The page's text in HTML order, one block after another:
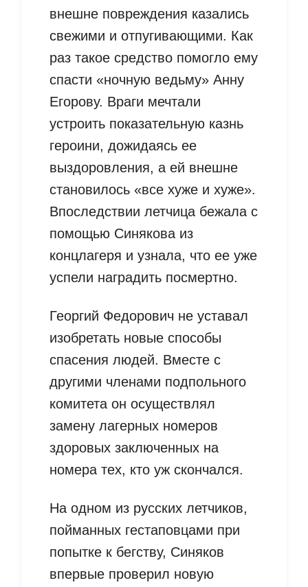
внешне повреждения казались
свежими и отпугивающими. Как
раз такое средство помогло ему
спасти «ночную ведьму» Анну
Егорову. Враги мечтали
устроить показательную казнь
героини, дожидаясь ее
выздоровления, а ей внешне
становилось «все хуже и хуже».
Впоследствии летчица бежала с
помощью Синякова из
концлагеря и узнала, что ее уже
успели наградить посмертно.
Георгий Федорович не уставал
изобретать новые способы
спасения людей. Вместе с
другими членами подпольного
комитета он осуществлял
замену лагерных номеров
здоровых заключенных на
номера тех, кто уж скончался.
На одном из русских летчиков,
пойманных гестаповцами при
попытке к бегству, Синяков
впервые проверил новую